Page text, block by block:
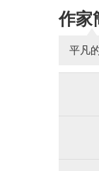
作家
平凡